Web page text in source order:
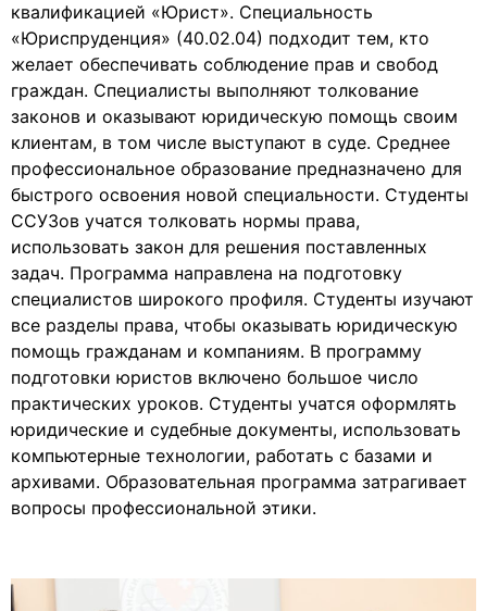
квалификацией «Юрист». Специальность
«Юриспруденция» (40.02.04) подходит тем, кто
желает обеспечивать соблюдение прав и свобод
граждан. Специалисты выполняют толкование
законов и оказывают юридическую помощь своим
клиентам, в том числе выступают в суде. Среднее
профессиональное образование предназначено для
быстрого освоения новой специальности. Студенты
ССУЗов учатся толковать нормы права,
использовать закон для решения поставленных
задач. Программа направлена на подготовку
специалистов широкого профиля. Студенты изучают
все разделы права, чтобы оказывать юридическую
помощь гражданам и компаниям. В программу
подготовки юристов включено большое число
практических уроков. Студенты учатся оформлять
юридические и судебные документы, использовать
компьютерные технологии, работать с базами и
архивами. Образовательная программа затрагивает
вопросы профессиональной этики.